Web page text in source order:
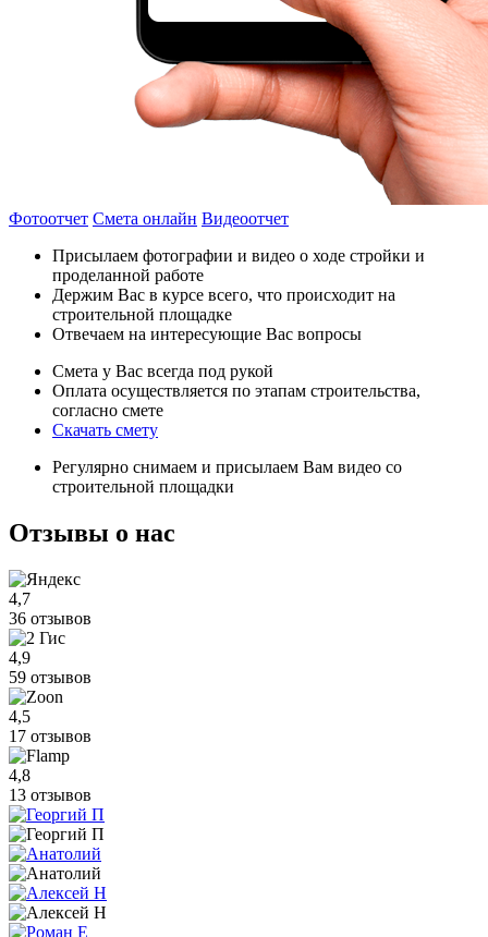
Фотоотчет Смета онлайн Видеоотчет
Присылаем фотографии и видео о ходе стройки и
проделанной работе
Держим Вас в курсе всего, что происходит на
строительной площадке
Отвечаем на интересующие Вас вопросы
Смета у Вас всегда под рукой
Оплата осуществляется по этапам строительства,
согласно смете
Скачать смету
Регулярно снимаем и присылаем Вам видео со
строительной площадки
Отзывы о нас
4,7
36 отзывов
4,9
59 отзывов
4,5
17 отзывов
4,8
13 отзывов